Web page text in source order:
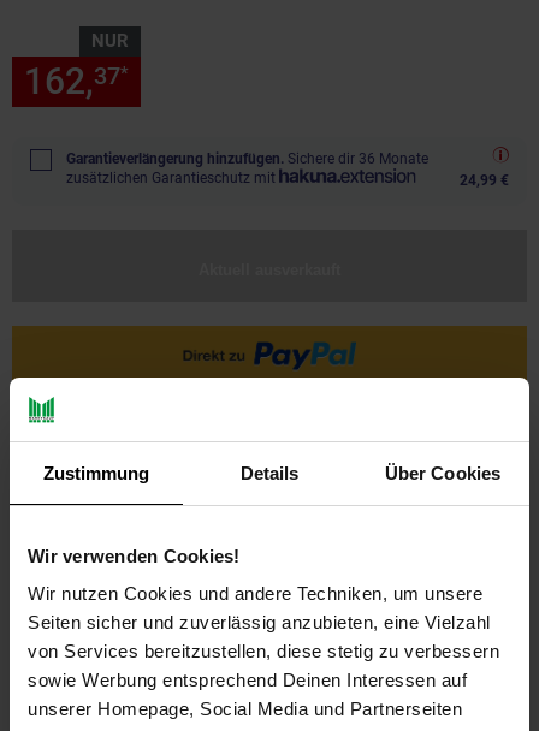
Zustimmung Details Über Cookies
Wir verwenden Cookies!
Wir nutzen Cookies und andere Techniken, um unsere
Seiten sicher und zuverlässig anzubieten, eine Vielzahl
von Services bereitzustellen, diese stetig zu verbessern
sowie Werbung entsprechend Deinen Interessen auf
unserer Homepage, Social Media und Partnerseiten
NUR
162,37*
Garantieverlängerung hinzufügen. Sichere dir 36 Monate
zusätzlichen Garantieschutz mit
24,99 €
Ja, ich möchte ein Altgerät abgeben.
PAYBACK